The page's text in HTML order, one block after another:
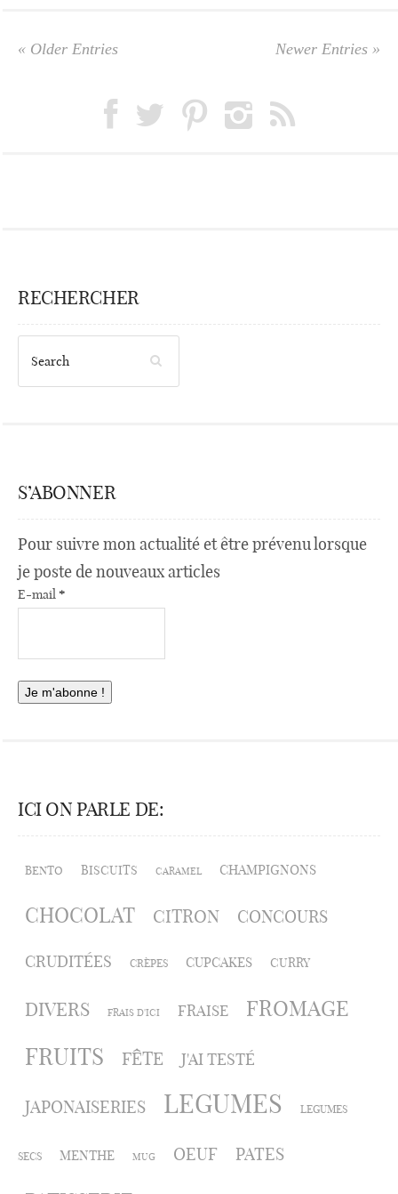
« Older Entries Newer Entries »
RECHERCHER
S’ABONNER
Pour suivre mon actualité et être prévenu lorsque
je poste de nouveaux articles
E-mail *
ICI ON PARLE DE:
BENTO BISCUITS CARAMEL CHAMPIGNONS
CHOCOLAT CITRON CONCOURS
CRUDITÉES CRÈPES CUPCAKES CURRY
DIVERS FRAIS D'ICI FRAISE FROMAGE
FRUITS FÊTE J'AI TESTÉ
JAPONAISERIES LEGUMES LEGUMES
SECS MENTHE MUG OEUF PATES